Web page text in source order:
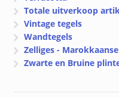
Totale uitverkoop
Vintage tegels
Wandtegels
Zelliges -
Zwarte en Bruine